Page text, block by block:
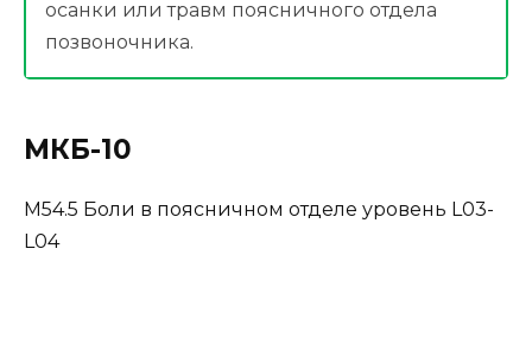
осанки или травм поясничного отдела
позвоночника.
МКБ-10
M54.5 Боли в поясничном отделе уровень L03-
L04